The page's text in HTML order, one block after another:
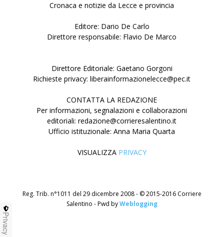
Cronaca e notizie da Lecce e provincia
Editore: Dario De Carlo
Direttore responsabile: Flavio De Marco
Direttore Editoriale: Gaetano Gorgoni
Richieste privacy: liberainformazionelecce@pec.it
CONTATTA LA REDAZIONE
Per informazioni, segnalazioni e collaborazioni
editoriali: redazione@corrieresalentino.it
Ufficio istituzionale: Anna Maria Quarta
VISUALIZZA PRIVACY
Reg. Trib. n°1011 del 29 dicembre 2008 - © 2015-2016 Corriere
Salentino - Pwd byWeblogging
Privacy